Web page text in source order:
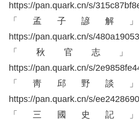
https://pan.quark.cn/s/315c87bf
「孟子諺解
https://pan.quark.cn/s/480a1905
「秋官志」
https://pan.quark.cn/s/2e9858fe
「靑邱野談
https://pan.quark.cn/s/ee242869
「三國史記